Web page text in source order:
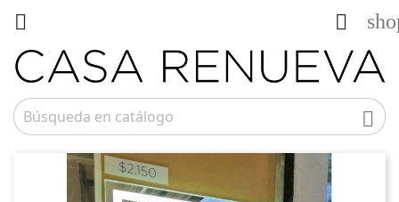
 
